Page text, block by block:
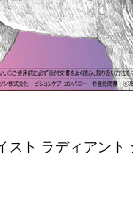
スト ラディアン